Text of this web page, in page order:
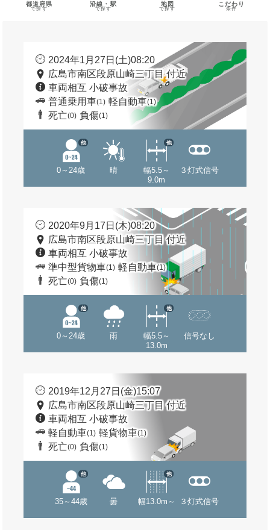
都道府県
で探す
沿線・駅
で探す
地図
で探す
こだわり
条件
2024年1月27日(土)08:20
広島市南区段原山崎三丁目 付近
車両相互 小破事故
普通乗用車(1) 軽自動車(1)
死亡(0) 負傷(1)
0～24歳
他
晴
幅5.5～
9.0m
他
３灯式信号
2020年9月17日(木)08:20
広島市南区段原山崎三丁目 付近
車両相互 小破事故
準中型貨物車(1) 軽自動車(1)
死亡(0) 負傷(1)
0～24歳
他
雨
幅5.5～
13.0m
他
信号なし
2019年12月27日(金)15:07
広島市南区段原山崎三丁目 付近
車両相互 小破事故
軽自動車(1) 軽貨物車(1)
死亡(0) 負傷(1)
35～44歳
他
曇 幅13.0m～
他
３灯式信号